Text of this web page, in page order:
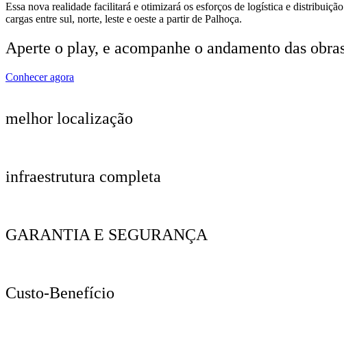
Essa nova realidade facilitará e otimizará os esforços de logística e
cargas entre sul, norte, leste e oeste a partir de Palhoça.
Aperte o play, e acompanhe o andamento das
Conhecer agora
melhor localização
infraestrutura completa
GARANTIA E SEGURANÇA
Custo-Benefício